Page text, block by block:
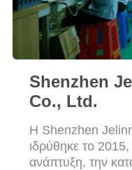
PRIVACY
POLICY
Shenzhen
Co., Ltd.
Η Shenzhen
ιδρύθηκε το 2015,
ανάπτυξη, την